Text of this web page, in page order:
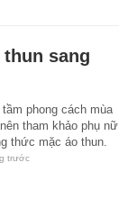
thun sang
tầm phong cách mùa
tham khảo phụ nữ
thức mặc áo thun.
trước